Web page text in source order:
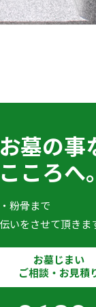
墓の事
ころへ。
粉骨まで
いをさせて頂きま
お墓じまい
ご相談・お見積